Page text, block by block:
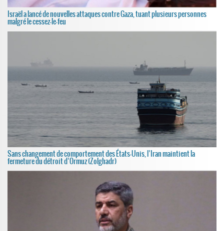
Israël a lancé de nouvelles attaques contre Gaza, tuant plusieurs personnes
malgré le cessez-le-feu
Sans changement de comportement des États-Unis, l’Iran maintient la
fermeture du détroit d’Ormuz (Zolghadr)